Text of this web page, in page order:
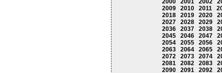
2000 2001 2002
2009
2010 2011
2018
2019 2020
2027
2028 2029
2036
2037 2038
2045
2046 2047
2054
2055 2056
2063
2064 2065
2072
2073 2074
2081
2082 2083
2090
2091 2092